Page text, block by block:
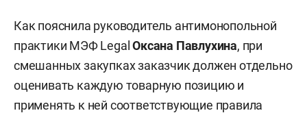
Как пояснила руководитель антимонопольной
практики МЭФ LegalОксана Павлухина, при
смешанных закупках заказчик должен отдельно
оценивать каждую товарную позицию и
применять к ней соответствующие правила